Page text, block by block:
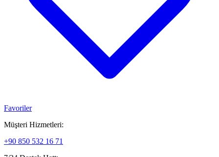
Favoriler
Müşteri Hizmetleri:
+90 850 532 16 71